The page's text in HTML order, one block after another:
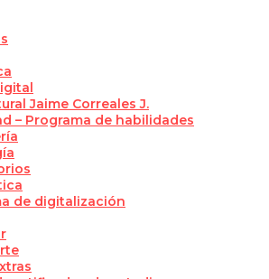
Jaime Correales J.
– Programa de habilidades
de digitalización